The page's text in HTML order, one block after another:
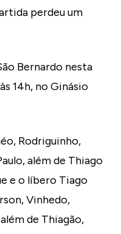
perdeu um
Bernardo nesta
14h, no Ginásio
Rodriguinho,
além de Thiago
e o líbero Tiago
Vinhedo,
de Thiagão,